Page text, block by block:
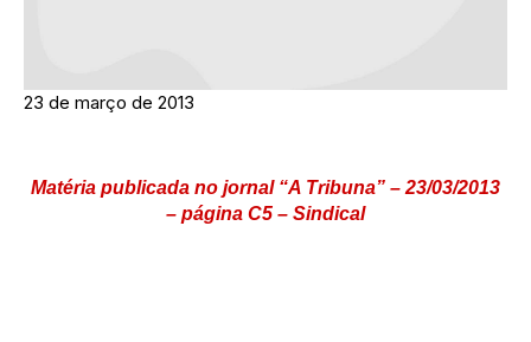
23 de março de 2013
Matéria publicada no jornal “A Tribuna” – 23/03/2013
– página C5 – Sindical